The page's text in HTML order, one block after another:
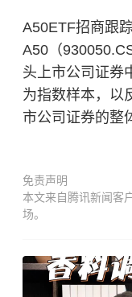
A50ETF招商跟
A50（
头上市公司证券
为指数样本，以
市公司证券的整
免责声明
本文来自腾讯新闻客
场。